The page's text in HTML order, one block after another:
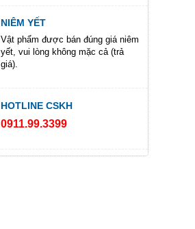
NIÊM YẾT
Vật phẩm được bán đúng giá niêm
yết, vui lòng không mặc cả (trả
giá).
HOTLINE CSKH
0911.99.3399